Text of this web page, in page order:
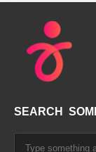
SEARCH